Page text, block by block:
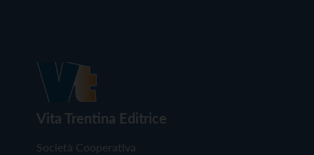
Vita Trentina Editrice
Società Cooperativa